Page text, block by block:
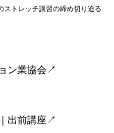
ストレッチ講習の締め切り迫る
ン業協会↗
出前講座↗